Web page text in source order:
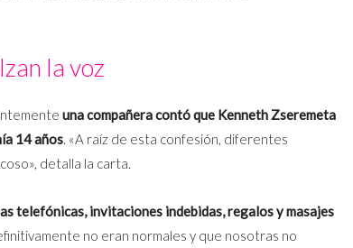
la voz
una compañera contó que Kenneth Zseremeta
14 años. «A raíz de esta confesión, diferentes
detalla la carta.
telefónicas, invitaciones indebidas, regalos y masajes
no eran normales y que nosotras no